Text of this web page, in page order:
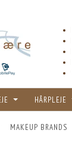
HÅRPLEJE
MAKEUP BRANDS